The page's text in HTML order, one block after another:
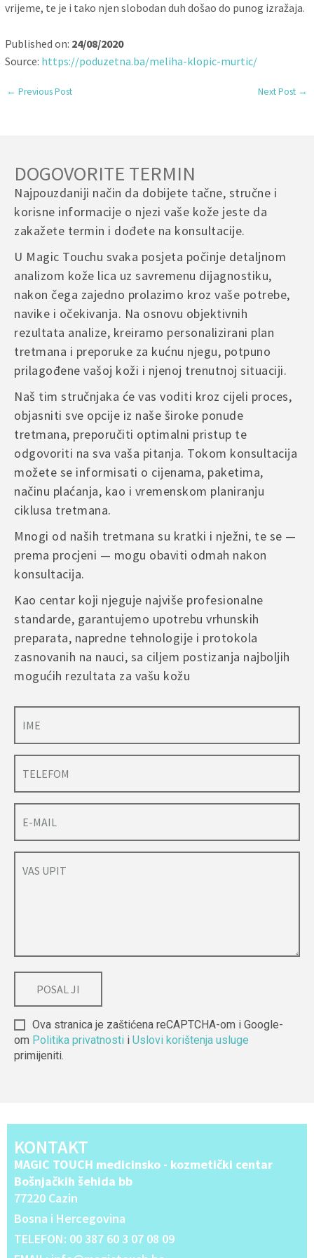
vrijeme, te je i tako njen slobodan duh došao do punog izražaja.
Published on: 24/08/2020
Source: https://poduzetna.ba/meliha-klopic-murtic/
← Previous Post Next Post →
DOGOVORITE TERMIN
Najpouzdaniji način da dobijete tačne, stručne i
korisne informacije o njezi vaše kože jeste da
zakažete termin i dođete na konsultacije.
U Magic Touchu svaka posjeta počinje detaljnom
analizom kože lica uz savremenu dijagnostiku,
nakon čega zajedno prolazimo kroz vaše potrebe,
navike i očekivanja. Na osnovu objektivnih
rezultata analize, kreiramo personalizirani plan
tretmana i preporuke za kućnu njegu, potpuno
prilagođene vašoj koži i njenoj trenutnoj situaciji.
Naš tim stručnjaka će vas voditi kroz cijeli proces,
objasniti sve opcije iz naše široke ponude
tretmana, preporučiti optimalni pristup te
odgovoriti na sva vaša pitanja. Tokom konsultacija
možete se informisati o cijenama, paketima,
načinu plaćanja, kao i vremenskom planiranju
ciklusa tretmana.
Mnogi od naših tretmana su kratki i nježni, te se —
prema procjeni — mogu obaviti odmah nakon
konsultacija.
Kao centar koji njeguje najviše profesionalne
standarde, garantujemo upotrebu vrhunskih
preparata, napredne tehnologije i protokola
zasnovanih na nauci, sa ciljem postizanja najboljih
mogućih rezultata za vašu kožu
Ova stranica je zaštićena reCAPTCHA-om i Google-
om Politika privatnosti i Uslovi korištenja usluge
primijeniti.
KONTAKT
MAGIC TOUCH medicinsko - kozmetički centar
Bošnjačkih šehida bb
77220 Cazin
Bosna i Hercegovina
TELEFON: 00 387 60 3 07 08 09